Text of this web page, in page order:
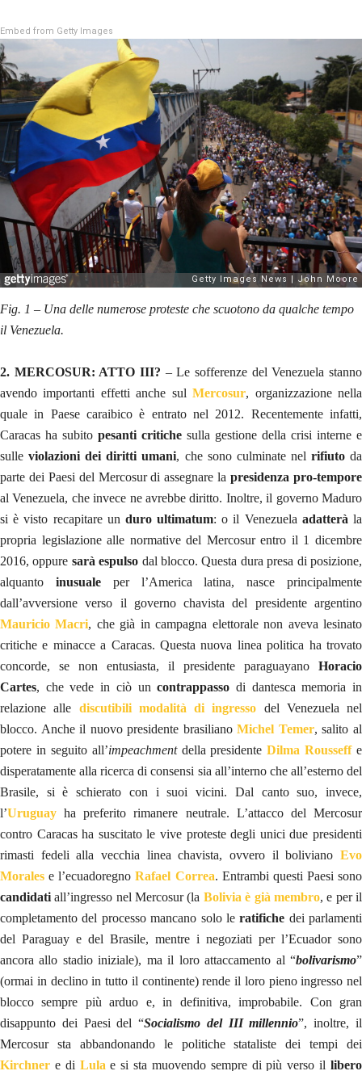
Embed from Getty Images
Fig. 1 – Una delle numerose proteste che scuotono da qualche tempo
il Venezuela.
2. MERCOSUR: ATTO III? – Le sofferenze del Venezuela stanno
avendo importanti effetti anche sulMercosur, organizzazione nella
quale in Paese caraibico è entrato nel 2012. Recentemente infatti,
Caracas ha subito pesanti critiche sulla gestione della crisi interne e
sulleviolazioni dei diritti umani, che sono culminate nel rifiutoda
parte dei Paesi del Mercosur di assegnare lapresidenza pro-tempore
al Venezuela, che invece ne avrebbe diritto. Inoltre, il governo Maduro
si è visto recapitare un duro ultimatum: o il Venezuela adatterà la
propria legislazione alle normative del Mercosur entro il 1 dicembre
2016, oppure sarà espulso dal blocco. Questa dura presa di posizione,
alquanto inusualeper l’America latina, nasce principalmente
dall’avversione verso il governo chavista del presidente argentino
Mauricio Macri, che già in campagna elettorale non aveva lesinato
critiche e minacce a Caracas. Questa nuova linea politica ha trovato
concorde, se non entusiasta, il presidente paraguayano Horacio
Cartes, che vede in ciò uncontrappasso di dantesca memoria in
relazione alle discutibili modalità di ingresso del Venezuela nel
blocco. Anche il nuovo presidente brasilianoMichel Temer, salito al
potere in seguito all’impeachmentdella presidenteDilma Rousseffe
disperatamente alla ricerca di consensi sia all’interno che all’esterno del
Brasile, si è schierato con i suoi vicini. Dal canto suo, invece,
l’Uruguay ha preferito rimanere neutrale. L’attacco del Mercosur
contro Caracas ha suscitato le vive proteste degli unici due presidenti
rimasti fedeli alla vecchia linea chavista, ovvero il boliviano Evo
Morales e l’ecuadoregnoRafael Correa. Entrambi questi Paesi sono
candidati all’ingresso nel Mercosur (la Bolivia è già membro, e per il
completamento del processo mancano solo leratifiche dei parlamenti
del Paraguay e del Brasile, mentre i negoziati per l’Ecuador sono
ancora allo stadio iniziale), ma il loro attaccamento al “bolivarismo”
(ormai in declino in tutto il continente) rende il loro pieno ingresso nel
blocco sempre più arduo e, in definitiva, improbabile. Con gran
disappunto dei Paesi del “Socialismo del III millennio”, inoltre, il
Mercosur sta abbandonando le politiche stataliste dei tempi dei
Kirchner e di Lula e si sta muovendo sempre di più verso illibero